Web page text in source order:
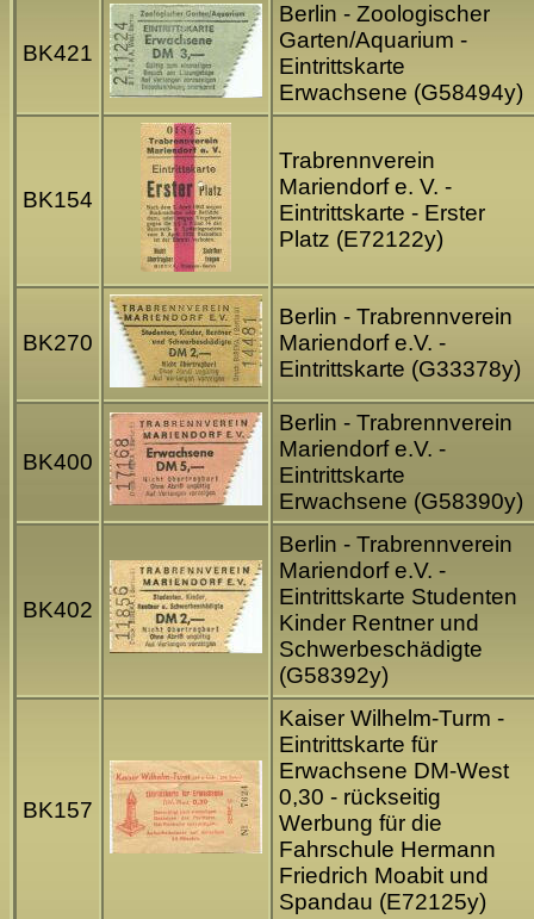
BK421
Berlin - Zoologischer
Garten/Aquarium -
Eintrittskarte
Erwachsene (G58494y)
BK154
Trabrennverein
Mariendorf e. V. -
Eintrittskarte - Erster
Platz (E72122y)
BK270
Berlin - Trabrennverein
Mariendorf e.V. -
Eintrittskarte (G33378y)
BK400
Berlin - Trabrennverein
Mariendorf e.V. -
Eintrittskarte
Erwachsene (G58390y)
BK402
Berlin - Trabrennverein
Mariendorf e.V. -
Eintrittskarte Studenten
Kinder Rentner und
Schwerbeschädigte
(G58392y)
BK157
Kaiser Wilhelm-Turm -
Eintrittskarte für
Erwachsene DM-West
0,30 - rückseitig
Werbung für die
Fahrschule Hermann
Friedrich Moabit und
Spandau (E72125y)